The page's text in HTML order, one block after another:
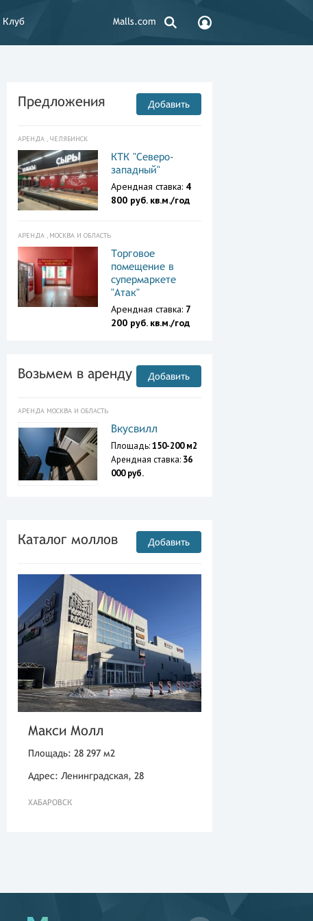
Клуб Malls.com
Предложения Добавить
АРЕНДА , ЧЕЛЯБИНСК
КТК "Северо-
западный"
Арендная ставка: 4
800 руб. кв.м./год
АРЕНДА , МОСКВА И ОБЛАСТЬ
Торговое
помещение в
супермаркете
"Атак"
Арендная ставка: 7
200 руб. кв.м./год
Возьмем в аренду Добавить
АРЕНДА МОСКВА И ОБЛАСТЬ
Вкусвилл
Площадь:150-200 м2
Арендная ставка: 36
000 руб.
Каталог моллов Добавить
Макси Молл
Площадь: 28 297 м2
Адрес: Ленинградская, 28
ХАБАРОВСК